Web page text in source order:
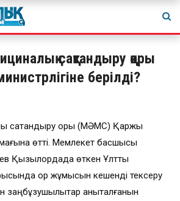
сақтандыру қоры
берілді?
сақтандыру қоры (МӘМС) Қаржы
өтті. Мемлекет басшысы
Қызылордада өткен Ұлттық
қор жұмысын кешенді тексеру
анықталғанын